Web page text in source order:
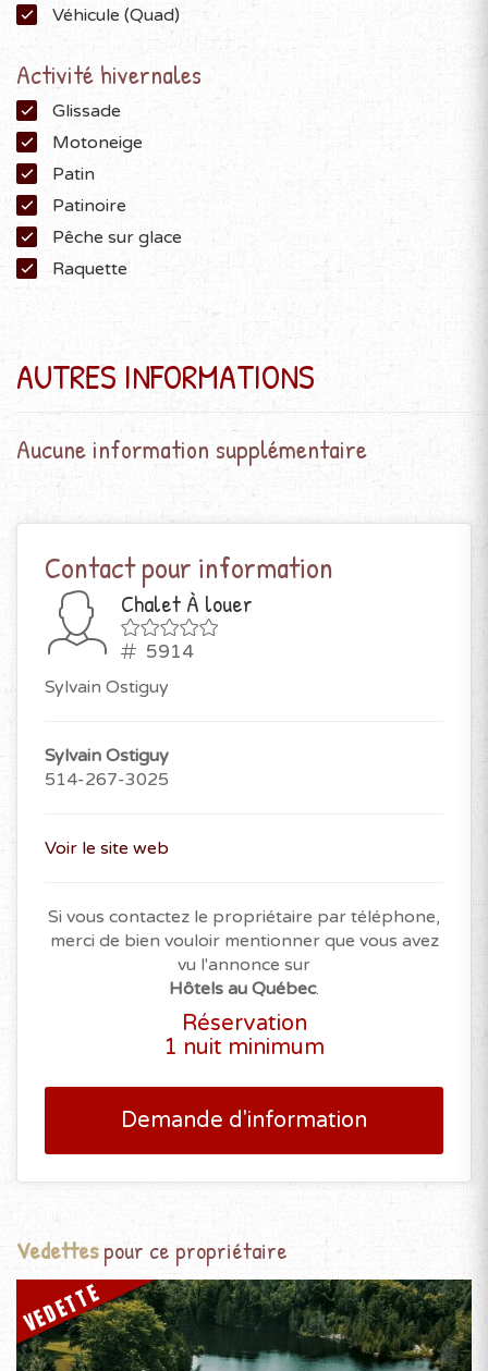
Véhicule (Quad)
Activité hivernales
Glissade
Motoneige
Patin
Patinoire
Pêche sur glace
Raquette
AUTRES INFORMATIONS
Aucune information supplémentaire
Contact pour information
Chalet À louer
5914
Sylvain Ostiguy
Sylvain Ostiguy
514-267-3025
Voir le site web
Si vous contactez le propriétaire par téléphone,
merci de bien vouloir mentionner que vous avez
vu l'annonce sur
Hôtels au Québec.
Réservation
1 nuit minimum
Demande d'information
Vedettespour ce propriétaire
VEDETTE